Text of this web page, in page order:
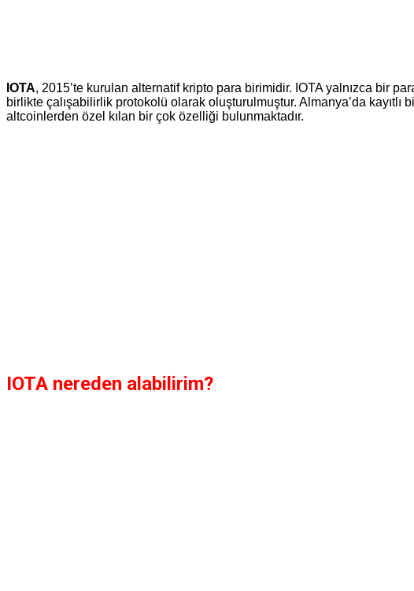
IOTA, 2015’te kurulan alternatif kripto para birimidir. IOTA yalnızca bir
birlikte çalışabilirlik protokolü olarak oluşturulmuştur. Almanya’da kayıtlı
altcoinlerden özel kılan bir çok özelliği bulunmaktadır.
IOTA nereden alabilirim?